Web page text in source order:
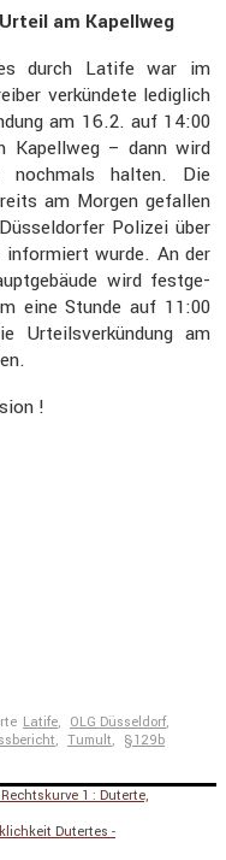
am Kapellweg
durch Latife war im
verkün­dete ledig­lich
am 16.2. auf 14:00
Kapellweg – dann wird
nochmals halten. Die
am Morgen gefallen
Polizei über
infor­miert wurde. An der
wird festge­
eine Stunde auf 11:00
Urteils­ver­kün­dung am
!
Latife, OLG Düsseldorf,
, Tumult, §129b
1 : Duterte,
Dutertes -